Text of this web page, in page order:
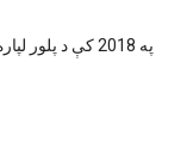
په 2018 کې د پلور لپاره 7 غوره ځان وژونکي کتابونه